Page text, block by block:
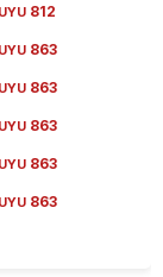
UYU 812
UYU 863
UYU 863
UYU 863
UYU 863
UYU 863